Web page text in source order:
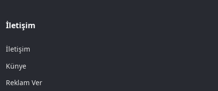
İletişim
İletişim
Künye
Reklam Ver